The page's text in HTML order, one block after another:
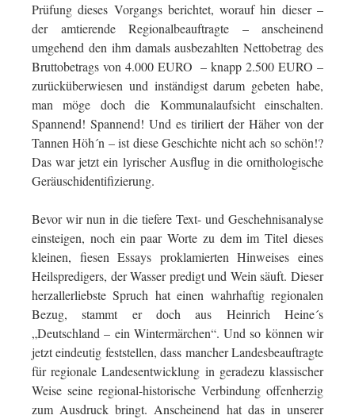
Prüfung dieses Vorgangs berichtet, worauf hin dieser –
der amtierende Regionalbeauftragte – anscheinend
umgehend den ihm damals ausbezahlten Nettobetrag des
Bruttobetrags von 4.000 EURO – knapp 2.500 EURO –
zurücküberwiesen und inständigst darum gebeten habe,
man möge doch die Kommunalaufsicht einschalten.
Spannend! Spannend! Und es tiriliert der Häher von der
Tannen Höh´n – ist diese Geschichte nicht ach so schön!?
Das war jetzt ein lyrischer Ausflug in die ornithologische
Geräuschidentifizierung.
Bevor wir nun in die tiefere Text- und Geschehnisanalyse
einsteigen, noch ein paar Worte zu dem im Titel dieses
kleinen, fiesen Essays proklamierten Hinweises eines
Heilspredigers, der Wasser predigt und Wein säuft. Dieser
herzallerliebste Spruch hat einen wahrhaftig regionalen
Bezug, stammt er doch aus Heinrich Heine´s
„Deutschland – ein Wintermärchen“. Und so können wir
jetzt eindeutig feststellen, dass mancher Landesbeauftragte
für regionale Landesentwicklung in geradezu klassischer
Weise seine regional-historische Verbindung offenherzig
zum Ausdruck bringt. Anscheinend hat das in unserer